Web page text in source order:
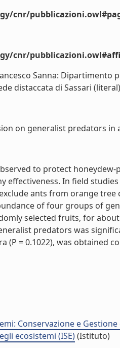
cnr/
cnr/
Sanna: Dipartimento
distaccata di Sassari (literal)
on generalist predators in
to protect
effectiveness. In field
ants from orange
of four groups of
selected fruits, for
predators was
(P = 0.1022), was obtained
Conservazione e Gestione
ecosistemi (ISE)(Istituto)